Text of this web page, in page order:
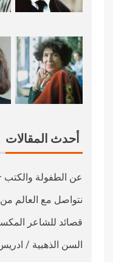
أحدث المقالات
عن الطفولة والكتب
نتواصل مع العالم
قصائد للشاعر
السن الذهبية /